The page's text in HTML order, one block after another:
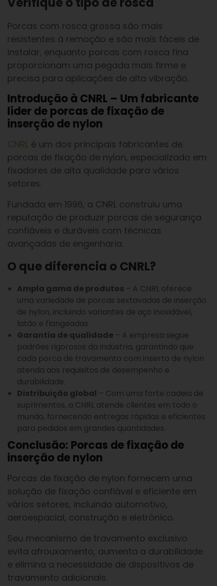
Porcas com rosca grossa são mais
resistentes à remoção e são mais fáceis de
instalar, enquanto porcas com rosca fina
proporcionam uma pegada mais firme e
precisa para aplicações de alta vibração.
Introdução à CNRL – Um fabricante
líder de porcas de fixação de
inserção de nylon
CNRL é um dos principais fabricantes de
porcas de fixação de nylon, especializado em
fixadores de alta qualidade para vários
setores.
Fundada em 1996, a CNRL construiu uma
reputação de produzir porcas de segurança
confiáveis e duráveis com técnicas
avançadas de engenharia.
O que diferencia o CNRL?
Ampla gama de produtos – A CNRL oferece
uma variedade de porcas sextavadas de inserção
de nylon, incluindo variantes de aço inoxidável,
latão e flangeadas.
Garantia de qualidade – A empresa segue
padrões rigorosos da indústria, garantindo que
cada porca de travamento com inserto de nylon
atenda aos requisitos de desempenho e
durabilidade.
Distribuição global – Com uma forte cadeia de
suprimentos, a CNRL atende clientes em todo o
mundo, fornecendo entregas rápidas e eficientes
para pedidos em grandes quantidades.
Conclusão: Porcas de fixação de
inserção de nylon
Porcas de fixação de nylon fornecem uma
solução de fixação confiável e eficiente em
vários setores, incluindo automotivo,
aeroespacial, construção e eletrônico.
Seu mecanismo de travamento exclusivo
evita afrouxamento, aumenta a durabilidade
e elimina a necessidade de dispositivos de
travamento adicionais.